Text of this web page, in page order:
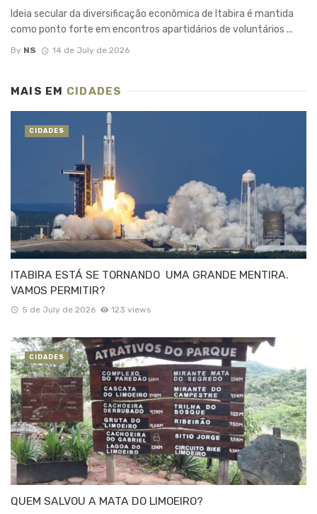
Ideia secular da diversificação econômica de Itabira é mantida
como ponto forte em encontros apartidários de voluntários ...
By NS 14 de July de 2026
MAIS EM CIDADES
ITABIRA ESTÁ SE TORNANDO UMA GRANDE MENTIRA.
VAMOS PERMITIR?
5 de July de 2026 123 views
CIDADES
QUEM SALVOU A MATA DO LIMOEIRO?
CIDADES